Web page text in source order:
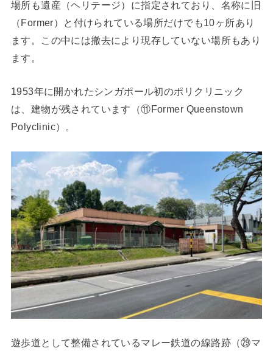
場所も遺産（ヘリテージ）に指定されており、名称に旧
（Former）と付けられている場所だけでも10ヶ所あり
ます。この中には撤去により現存していない場所もあり
ます。
1953年に開かれたシンガポール初のポリクリニック
は、建物が残されています（⑪Former Queenstown
Polyclinic）。
遊歩道として整備されているマレー鉄道の線路跡（㉙マ